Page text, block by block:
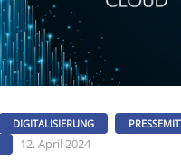
DIGITALISIERUNG
12. April 2024